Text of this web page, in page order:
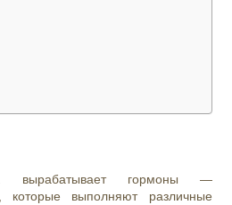
вырабатывает гормоны —
которые выполняют различные